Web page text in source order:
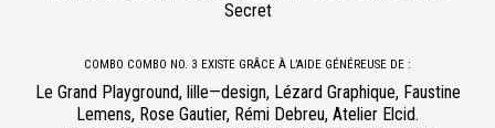
Secret
COMBO COMBO NO. 3 EXISTE GRÂCE À L’AIDE GÉNÉREUSE DE :
Le Grand Playground, lille—design, Lézard Graphique, Faustine
Lemens, Rose Gautier, Rémi Debreu, Atelier Elcid.